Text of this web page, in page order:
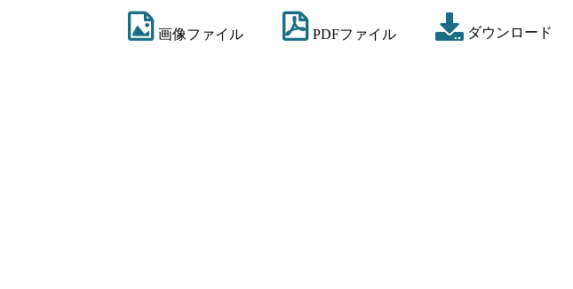
画像ファイル PDFファイル ダウンロード